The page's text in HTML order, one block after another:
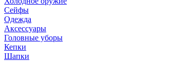
Сейфы
Одежда
Аксессуары
Головные уборы
Кепки
Шапки